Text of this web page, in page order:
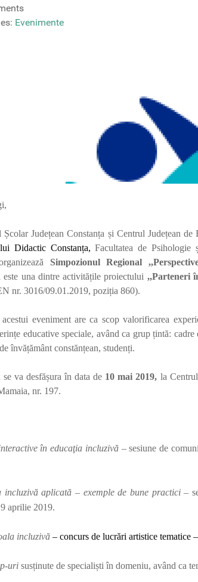
Evenimente
Școlar Județean Constanța și Centrul Județean
Didactic Constanța,Facultatea de
Simpozionul Regional
este una dintre activitățile proiectului ,,Parteneri
nr. 3016/09.01.2019, poziția 860).
acestui eveniment are ca scopvalorificarea
educative speciale, având ca grup țintă: cadre
învățământ constănțean, studenți.
va desfășura în data de 10 mai 2019, la
nr. 197.
în educaţia incluzivă– sesiune de
incluzivă aplicată – exemple de bune practici–
aprilie 2019.
incluzivă – concurs de lucrări artistice tematice –
uri susținute de specialiști în domeniu, având ca